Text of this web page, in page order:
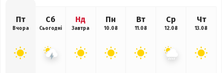
Пт
Вчора
Сб
Сьогодні
Нд
Завтра
Пн
10.08
Вт
11.08
Ср
12.08
Чт
13.08